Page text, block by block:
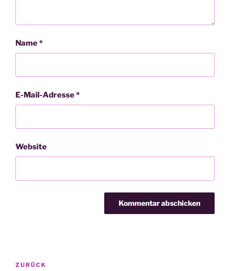
Name*
E-Mail-Adresse*
Website
Beitragsnavigation
Vorheriger
ZURÜCK